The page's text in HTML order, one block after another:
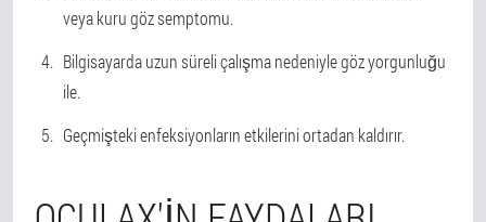
veya kuru göz semptomu.
Bilgisayarda uzun süreli çalışma nedeniyle göz yorgunluğu
ile.
Geçmişteki enfeksiyonların etkilerini ortadan kaldırır.